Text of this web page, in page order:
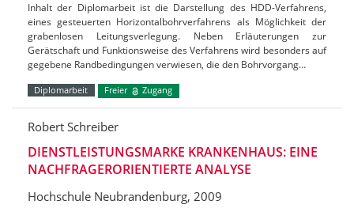
Inhalt der Diplomarbeit ist die Darstellung des HDD-Verfahrens,
eines gesteuerten Horizontalbohrverfahrens als Möglichkeit der
grabenlosen Leitungsverlegung. Neben Erläuterungen zur
Gerätschaft und Funktionsweise des Verfahrens wird besonders auf
gegebene Randbedingungen verwiesen, die den Bohrvorgang…
Diplomarbeit Freier Zugang
Robert Schreiber
DIENSTLEISTUNGSMARKE KRANKENHAUS: EINE
NACHFRAGERORIENTIERTE ANALYSE
Hochschule Neubrandenburg, 2009